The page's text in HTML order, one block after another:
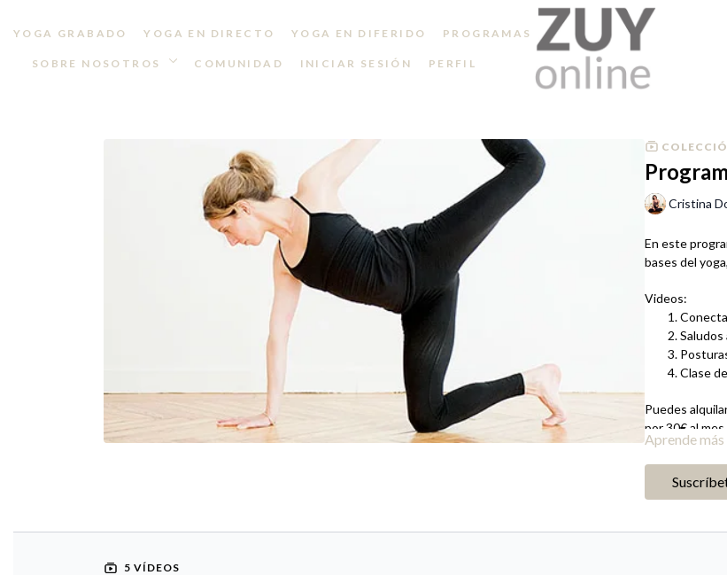
YOGA GRABADO YOGA EN DIRECTO YOGA EN DIFERIDO PROGRAMAS
SOBRE NOSOTROS COMUNIDAD INICIAR SESIÓN PERFIL
Cristina
En este
bases del
Videos:
Saludos
Clase
Puedes
por 30€ al
grabadas en
Aprende más
5 VÍDEOS